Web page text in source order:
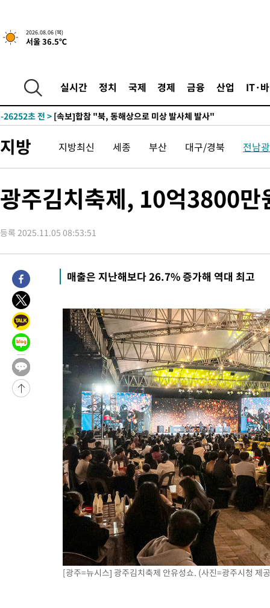
2026.08.06 (목)
서울 36.5℃
실시간 정치 국제 경제 금융 산업 IT·
-2465초 전 >[속보]경찰, '홍명보 선임 논란' 대한축구협회·축구회관 등 압수
-28668초 전 >[속보]합참 "北 발사체는 단거리탄도미사일…감시·경계태세
-26846초 전 >
[속보] SKT, 에이닷 서비스 장애 발생…"원인 파악 중"
-26252초 전 >
-25648초 전 > '낮 최고 39도' 불볕더위…한밤 열대야도 계속[내일날씨]
-25269초 전 >
"韓 외환시장 개입 관측 배경엔 美의 대한국 무역적자 있어"
-25096초 전 >'월드컵 탈락 후폭풍' 축구협회…초유의 압수수색에 '충격·당
-24498초 전 >[속보]종합특검, 대검 추가 압수수색…내란 중요임무종사 혐의
-20523초 전 >[속보]코스피, 301.88포인트(4.58%) 내린 6296.38 마감
-20388초 전 >[속보]원·달러 환율, 0.7원 내린 1423.8원 마감
-17987초 전 >
"여기 떨어졌다"…다누리, 스페이스X 로켓 달 충돌 흔적 포착
-15032초 전 >
손흥민, 5경기 연속골 실패…LAFC는 승부차기 끝 과달라하라
-7633초 전 >
-7270초 전 >
트럼프, 한국계 진보 주지사 후보 맹공…"공산주의가 최대 위협"
-7248초 전 >
"美간섭에 합의 지연"…트럼프, '이란 호르무즈 통제권' 수용할
-3768초 전 >
[속보]산업장관 "李정부, 원전 반대 안해…안정 전력 위해 불가
-2465초 전 >
[속보]경찰, '홍명보 선임 논란' 대한축구협회·축구회관 등 압수
-28668초 전 >
[속보]합참 "北 발사체는 단거리탄도미사일…감시·경계태세
日방위성, 北이 동해로 쏜 발사체는 탄도미사일 가능성
[속보] SKT, 에이닷 서비스 장애 발생…"원인 파악 중"
[속보]합참 "북, 동해상으로 미상 발사체 발사"
'낮 최고 39도' 불볕더위…한밤 열대야도 계속[내일날씨]
[속보]7~9일 프로야구 3연전도 폭염 취소…11일 재개
"韓 외환시장 개입 관측 배경엔 美의 대한국 무역적자 있어"
'월드컵 탈락 후폭풍' 축구협회…초유의 압수수색에 '충격·당
서울 낮 37.9도, 올여름 최고치 경신…영등포 순간 '40도'
[속보]종합특검, 대검 추가 압수수색…내란 중요임무종사 혐의
[속보]코스닥, 800p 회복…0.26% 오른 801.67 마감
[속보]코스피, 301.88포인트(4.58%) 내린 6296.38 마감
지방 지방최신 세종 부산 대구/경북 전남
광주김치축제, 10억3800
등록 2025.11.05 08:53:51
매출은 지난해보다 26.7% 증가해 역대 최고
[광주=뉴시스] 광주김치축제 안유성쇼. (사진=광주시청 제